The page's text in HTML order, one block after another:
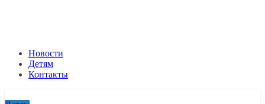
Новости
Детям
Контакты